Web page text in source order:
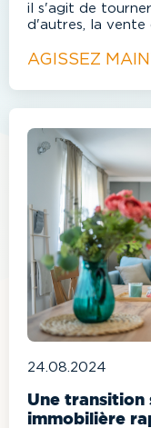
il s'agit de
d'autres, la vente
AGISSEZ
24.08.2024
Une transition
immobilière